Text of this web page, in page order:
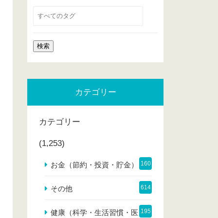
カテゴリー
カテゴリー
(1,253)
お金（節約・投資・貯金） 160
その他 614
健康（科学・生活習慣・医 195